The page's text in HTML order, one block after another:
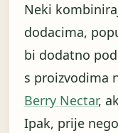
Neki
dodacima,
bi dodatno
s proizvodima
Berry Nectar,
Ipak, prije